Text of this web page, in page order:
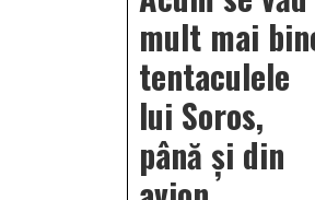
Azi
o
mult mai
tentaculele
lui Soros,
până și din